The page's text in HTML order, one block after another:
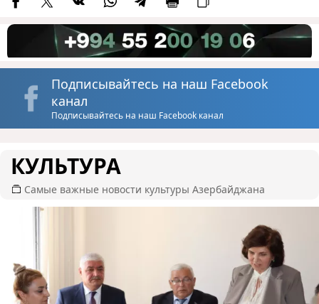
Подписывайтесь на наш Facebook
канал
Подписывайтесь на наш Facebook канал
КУЛЬТУРА
Самые важные новости культуры Азербайджана